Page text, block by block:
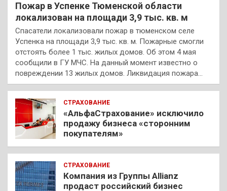
Пожар в Успенке Тюменской области
локализован на площади 3,9 тыс. кв. м
Спасатели локализовали пожар в тюменском селе
Успенка на площади 3,9 тыс. кв. м. Пожарные смогли
отстоять более 1 тыс. жилых домов. Об этом 4 мая
сообщили в ГУ МЧС. На данный момент известно о
повреждении 13 жилых домов. Ликвидация пожара…
СТРАХОВАНИЕ
«АльфаСтрахование» исключило
продажу бизнеса «сторонним
покупателям»
СТРАХОВАНИЕ
Компания из Группы Allianz
продаст российский бизнес